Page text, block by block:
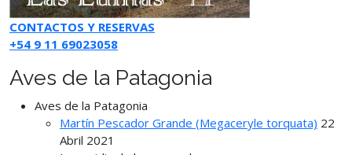
CONTACTOS Y RESERVAS
+54 9 11 69023058
Aves de la Patagonia
Aves de la Patagonia
Martín Pescador Grande (Megaceryle torquata) 22
Abril 2021